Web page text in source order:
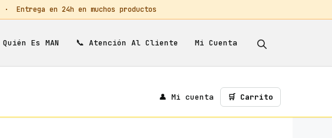
· Entrega en 24h en muchos productos
Quién Es MAN 📞 Atención Al Cliente Mi Cuenta
👤 Mi cuenta 🛒 Carrito